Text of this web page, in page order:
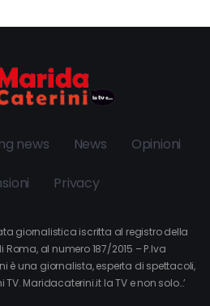
news News Opinioni
Privacy
giornalistica iscritta al registro della
al numero 187/2015 – P.Iva
è una giornalista, esperta di spettacoli,
Maridacaterini.it la TV e non solo…’